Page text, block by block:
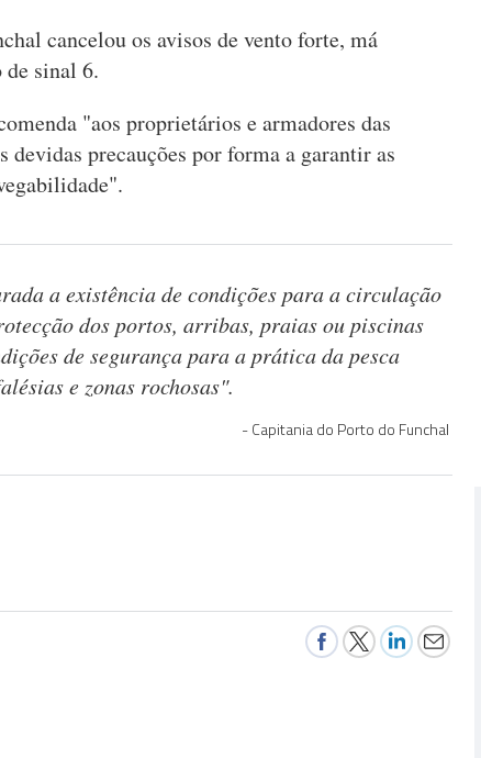
cancelou os avisos de vento forte, má
sinal 6.
"aos proprietários e armadores das
devidas precauções por forma a garantir as
a existência de condições para a circulação
dos portos, arribas, praias ou piscinas
de segurança para a prática da pesca
e zonas rochosas".
Capitania do Porto do Funchal